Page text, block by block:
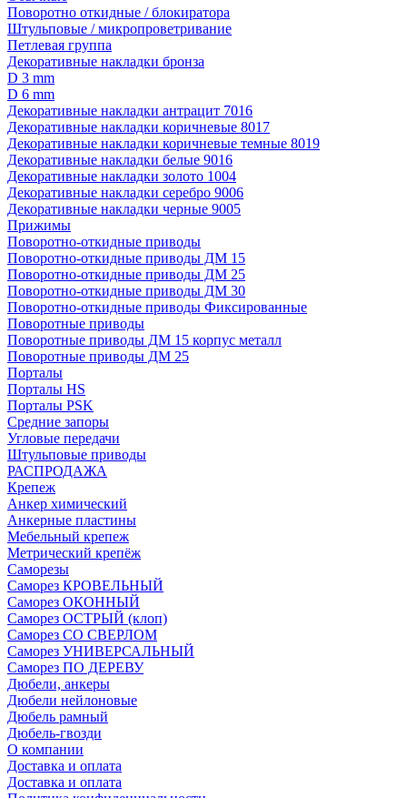
Поворотно откидные / блокиратора
Штульповые / микропроветривание
Петлевая группа
Декоративные накладки бронза
D 3 mm
D 6 mm
Декоративные накладки антрацит 7016
Декоративные накладки коричневые 8017
Декоративные накладки коричневые темные 8019
Декоративные накладки белые 9016
Декоративные накладки золото 1004
Декоративные накладки серебро 9006
Декоративные накладки черные 9005
Прижимы
Поворотно-откидные приводы
Поворотно-откидные приводы ДМ 15
Поворотно-откидные приводы ДМ 25
Поворотно-откидные приводы ДМ 30
Поворотно-откидные приводы Фиксированные
Поворотные приводы
Поворотные приводы ДМ 15 корпус металл
Поворотные приводы ДМ 25
Порталы
Порталы HS
Порталы PSK
Средние запоры
Угловые передачи
Штульповые приводы
РАСПРОДАЖА
Крепеж
Анкер химический
Анкерные пластины
Мебельный крепеж
Метрический крепёж
Саморезы
Саморез КРОВЕЛЬНЫЙ
Саморез ОКОННЫЙ
Саморез ОСТРЫЙ (клоп)
Саморез СО СВЕРЛОМ
Саморез УНИВЕРСАЛЬНЫЙ
Саморез ПО ДЕРЕВУ
Дюбели, анкеры
Дюбели нейлоновые
Дюбель рамный
Дюбель-гвозди
О компании
Доставка и оплата
Доставка и оплата